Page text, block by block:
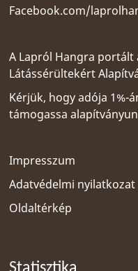
Facebook.com/
A Lapról Hangra
Látássérültekért
Kérjük, hogy adója 1%-
támogassa
Impresszum
Adatvédelmi nyilatkozat
Oldaltérkép